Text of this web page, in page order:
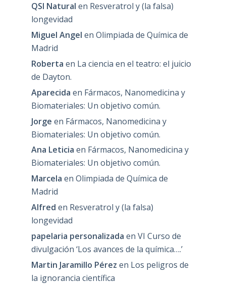
QSI Natural en Resveratrol y (la falsa)
longevidad
Miguel Angel en Olimpiada de Química de
Madrid
Roberta en La ciencia en el teatro: el juicio
de Dayton.
Aparecida en Fármacos, Nanomedicina y
Biomateriales: Un objetivo común.
Jorge en Fármacos, Nanomedicina y
Biomateriales: Un objetivo común.
Ana Leticia en Fármacos, Nanomedicina y
Biomateriales: Un objetivo común.
Marcela en Olimpiada de Química de
Madrid
Alfred en Resveratrol y (la falsa)
longevidad
papelaria personalizada en VI Curso de
divulgación ‘Los avances de la química….’
Martin Jaramillo Pérez en Los peligros de
la ignorancia científica